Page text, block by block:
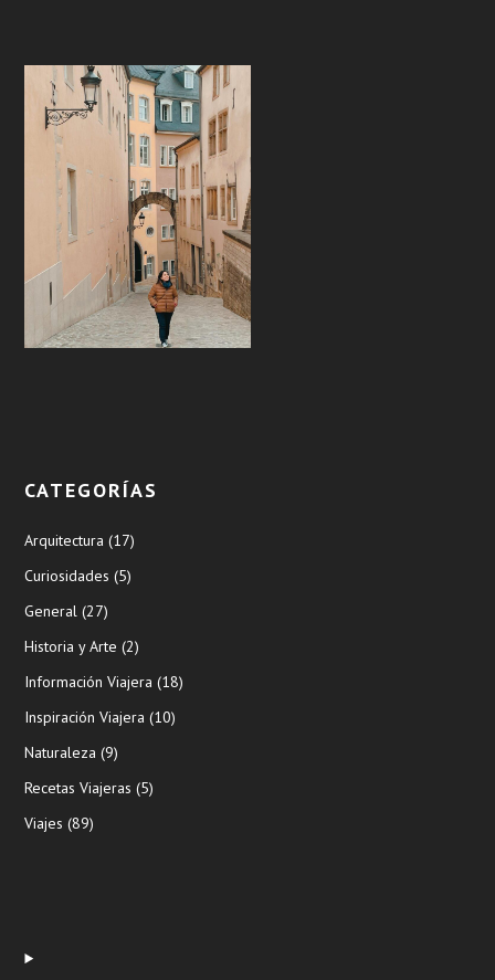
CATEGORÍAS
Arquitectura (17)
Curiosidades (5)
General (27)
Historia y Arte (2)
Información Viajera (18)
Inspiración Viajera (10)
Naturaleza (9)
Recetas Viajeras (5)
Viajes (89)